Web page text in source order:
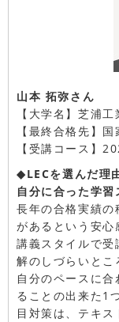
山本 拓弥さん
【大学名】芝浦
【最終合格先】
【受講コース】
◆LECを選んだ理
自分に合った学
長年の合格実績の
があるという安
講義スタイルで受
解のしづらいとこ
自分のペースに
ることの出来た1
目対策は、テキ